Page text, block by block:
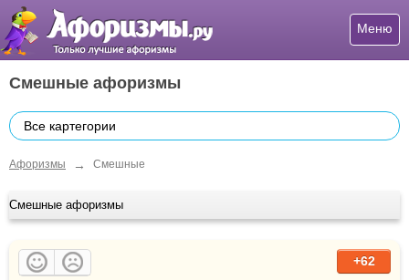
Меню
Смешные афоризмы
Все картегории
Афоризмы → Смешные
Смешные афоризмы
+62